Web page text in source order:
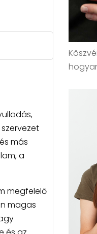
más
a
megfelelő
magas